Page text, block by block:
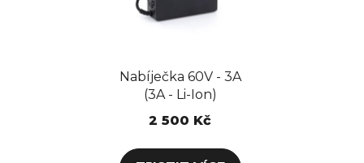
Nabíječka 60V - 3A
(3A - Li-Ion)
2 500 Kč